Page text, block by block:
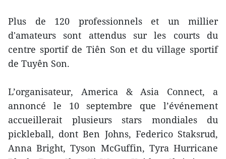
Plus de 120 professionnels et un millier
d'amateurs sont attendus sur les courts du
centre sportif de Tiên Son et du village sportif
de Tuyên Son.
L’organisateur, America & Asia Connect, a
annoncé le 10 septembre que l’événement
accueillerait plusieurs stars mondiales du
pickleball, dont Ben Johns, Federico Staksrud,
Anna Bright, Tyson McGuffin, Tyra Hurricane